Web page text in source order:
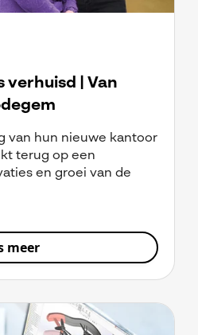
verhuisd | Van
van hun nieuwe kantoor
terug op een
en groei van de
meer